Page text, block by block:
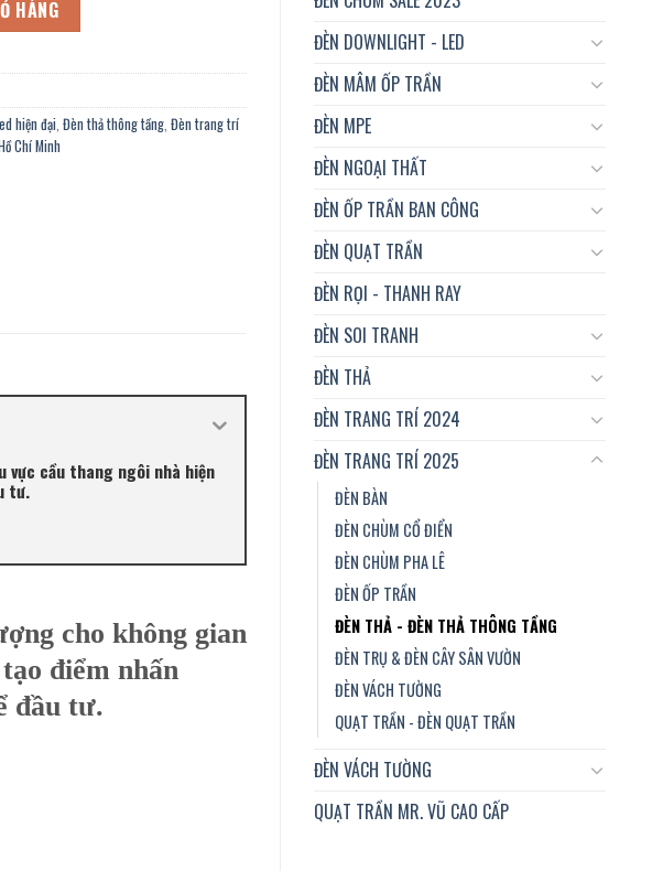
ĐÈN DOWNLIGHT - LED
ĐÈN MÂM ỐP TRẦN
ĐÈN MPE
ĐÈN NGOẠI THẤT
ĐÈN ỐP TRẦN BAN CÔNG
ĐÈN QUẠT TRẦN
ĐÈN RỌI - THANH RAY
ĐÈN SOI TRANH
ĐÈN THẢ
ĐÈN TRANG TRÍ 2024
ĐÈN TRANG TRÍ 2025
ĐÈN BÀN
ĐÈN CHÙM CỔ ĐIỂN
ĐÈN CHÙM PHA LÊ
ĐÈN ỐP TRẦN
ĐÈN THẢ - ĐÈN THẢ THÔNG TẦNG
ĐÈN TRỤ & ĐÈN CÂY SÂN VƯỜN
ĐÈN VÁCH TƯỜNG
QUẠT TRẦN - ĐÈN QUẠT TRẦN
ĐÈN VÁCH TƯỜNG
QUẠT TRẦN MR. VŨ CAO CẤP
₫.là:
5.077.000 ₫.
HÀNG
hiện đại Đèn thả thông tầng Đèn trang trí
Chí Minh
cầu thang ngôi nhà hiện
tư.
cho không gian
điểm nhấn
đầu tư.